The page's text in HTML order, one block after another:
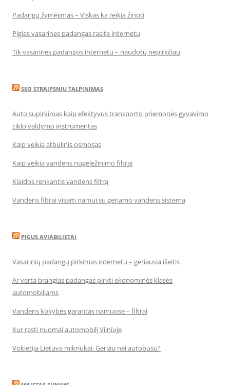
Padangų žymėjimas – Viskas ką reikia žinoti
Pigias vasarines padangas rasite internetu
Tik vasarinės padangos internetu – naudotų nepirkčiau
SEO STRAIPSNIU TALPINIMAS
Auto supirkimas kaip efektyvus transporto priemonės gyvavimo
ciklo valdymo instrumentas
Kaip veikia atbulinis osmosas
Kaip veikia vandens nugeležinimo filtrai
Klaidos renkantis vandens filtrą
Vandens filtrai visam namui su geriamo vandens sistema
PIGUS AVIABILIETAI
Vasarinių padangų pirkimas internetu – geriausia išeitis
Ar verta brangias padangas pirkti ekonominės klasės
automobiliams
Vandens kokybės garantas namuose – filtrai
Kur rasti nuomai automobilį Vilniuje
Vokietija Lietuva mikriukai. Geriau nei autobusu?